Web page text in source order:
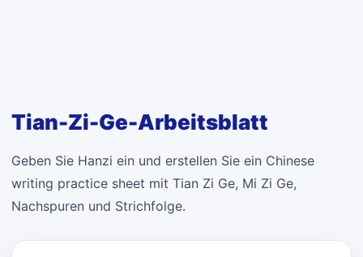
Tian-Zi-Ge-Arbeitsblatt
Geben Sie Hanzi ein und erstellen Sie ein Chinese
writing practice sheet mit Tian Zi Ge, Mi Zi Ge,
Nachspuren und Strichfolge.